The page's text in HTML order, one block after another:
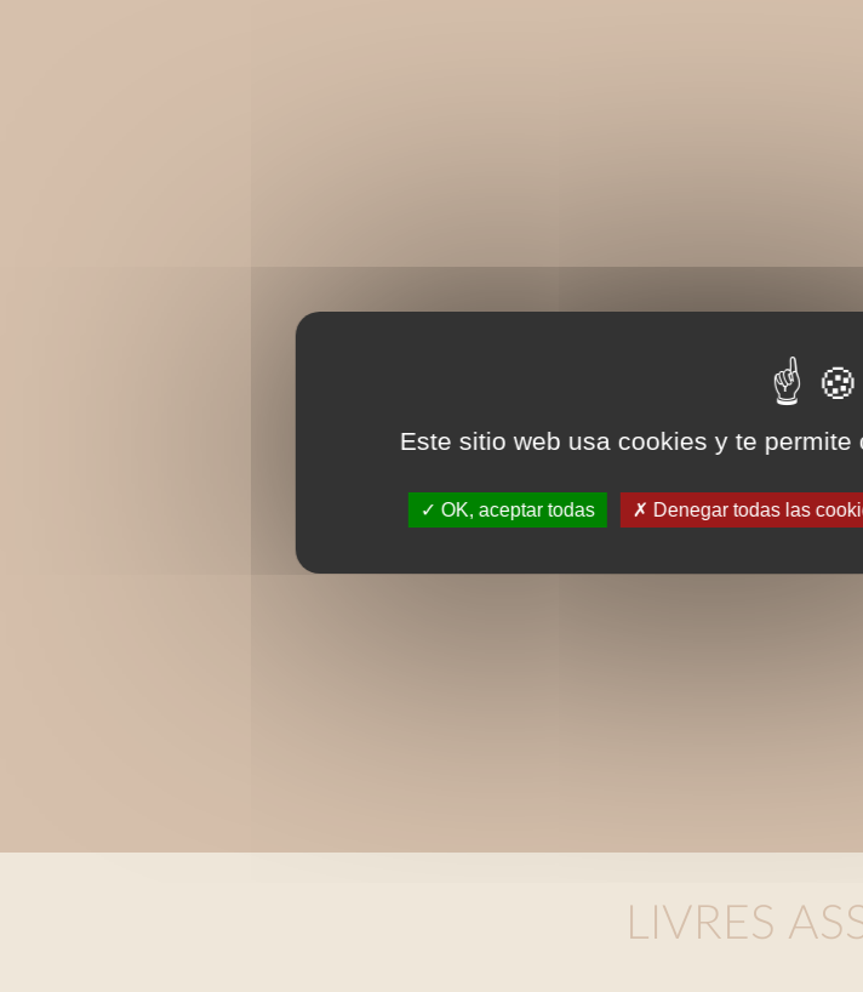
LIVRES
Este sitio web usa cookies y te
OK, aceptar todas Denegar todas las